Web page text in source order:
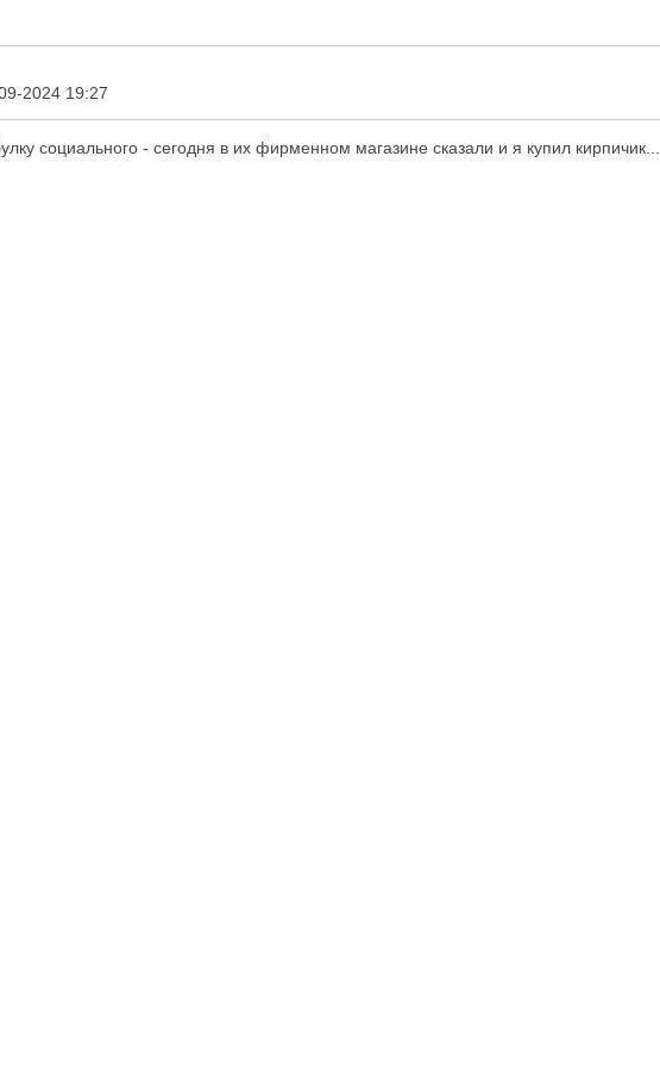
2024 19:27
социального - сегодня в их фирменном магазине сказали и я купил кирпичик...